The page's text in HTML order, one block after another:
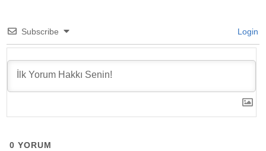
Subscribe Login
0 YORUM